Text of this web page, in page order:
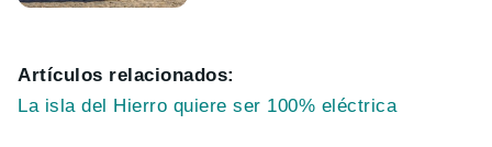
Artículos relacionados:
La isla del Hierro quiere ser 100% eléctrica